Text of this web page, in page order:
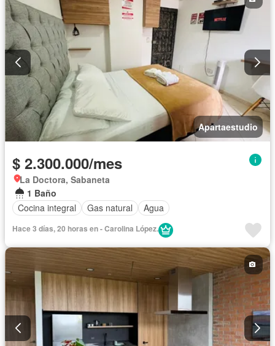
Apartaestudio
$ 2.300.000/mes
La Doctora, Sabaneta
1 Baño
Cocina integral
Gas natural Agua
Hace 3 días, 20 horas en - Carolina López.